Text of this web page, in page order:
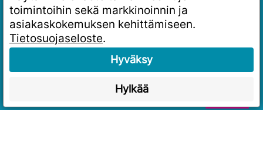
toimintoihin sekä markkinoinnin ja
asiakaskokemuksen kehittämiseen.
Tietosuojaseloste.
Hyväksy
Hylkää